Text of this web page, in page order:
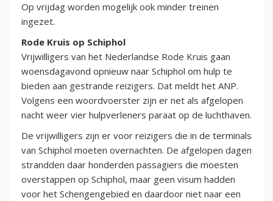
Op vrijdag worden mogelijk ook minder treinen
ingezet.
Rode Kruis op Schiphol
Vrijwilligers van het Nederlandse Rode Kruis gaan
woensdagavond opnieuw naar Schiphol om hulp te
bieden aan gestrande reizigers. Dat meldt het ANP.
Volgens een woordvoerster zijn er net als afgelopen
nacht weer vier hulpverleners paraat op de luchthaven.
De vrijwilligers zijn er voor reizigers die in de terminals
van Schiphol moeten overnachten. De afgelopen dagen
strandden daar honderden passagiers die moesten
overstappen op Schiphol, maar geen visum hadden
voor het Schengengebied en daardoor niet naar een